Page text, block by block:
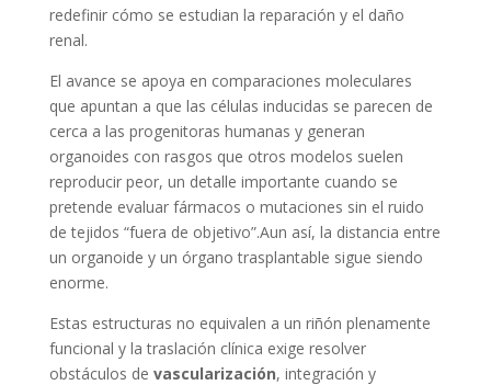
redefinir cómo se estudian la reparación y el daño
renal.
El avance se apoya en comparaciones moleculares
que apuntan a que las células inducidas se parecen de
cerca a las progenitoras humanas y generan
organoides con rasgos que otros modelos suelen
reproducir peor, un detalle importante cuando se
pretende evaluar fármacos o mutaciones sin el ruido
de tejidos “fuera de objetivo”.Aun así, la distancia entre
un organoide y un órgano trasplantable sigue siendo
enorme.
Estas estructuras no equivalen a un riñón plenamente
funcional y la traslación clínica exige resolver
obstáculos de vascularización, integración y